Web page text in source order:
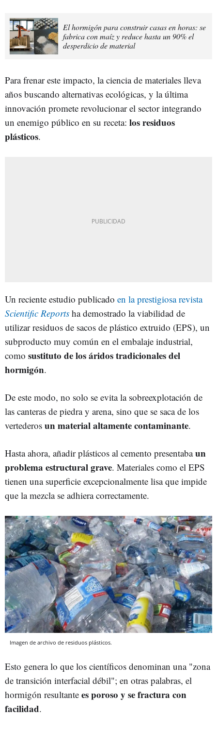
El hormigón para construir casas en horas: se
fabrica con maíz y reduce hasta un 90% el
desperdicio de material
Para frenar este impacto, la ciencia de materiales lleva
años buscando alternativas ecológicas, y la última
innovación promete revolucionar el sector integrando
un enemigo público en su receta: los residuos
plásticos.
Un reciente estudio publicado en la prestigiosa revista
Scientific Reports ha demostrado la viabilidad de
utilizar residuos de sacos de plástico extruido (EPS), un
subproducto muy común en el embalaje industrial,
como sustituto de los áridos tradicionales del
hormigón.
De este modo, no solo se evita la sobreexplotación de
las canteras de piedra y arena, sino que se saca de los
vertederos un material altamente contaminante.
Hasta ahora, añadir plásticos al cemento presentabaun
problema estructural grave. Materiales como el EPS
tienen una superficie excepcionalmente lisa que impide
que la mezcla se adhiera correctamente.
Imagen de archivo de residuos plásticos.
Esto genera lo que los científicos denominan una "zona
de transición interfacial débil"; en otras palabras, el
hormigón resultante es poroso y se fractura con
facilidad.